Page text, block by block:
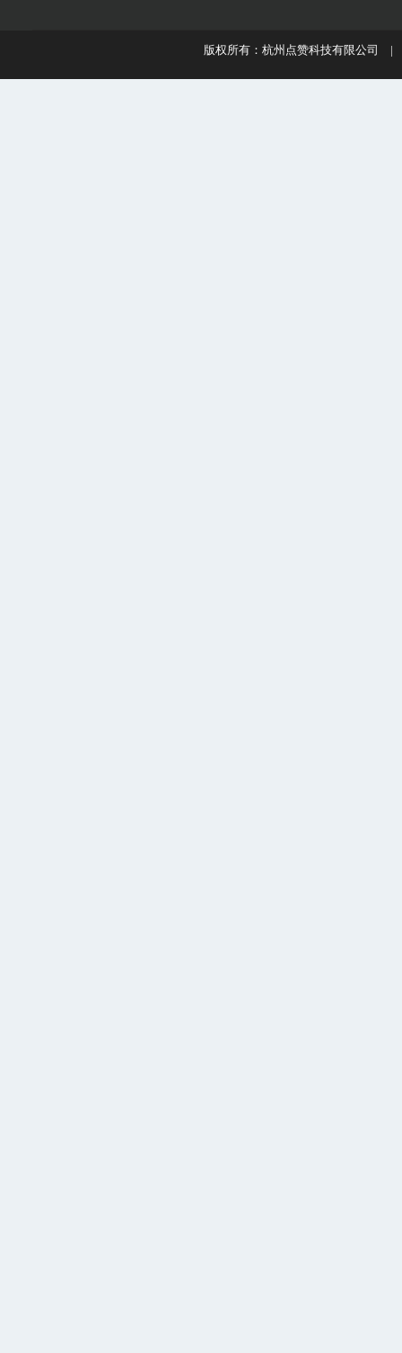
版权所有：杭州点赞科技有限公司